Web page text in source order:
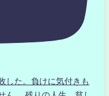
した。負けに気付きも